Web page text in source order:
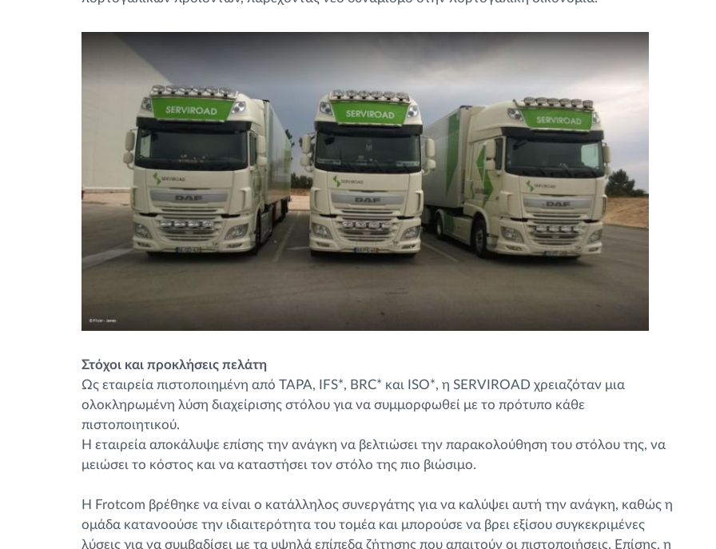
Στόχοι και προκλήσεις πελάτη
Ως εταιρεία πιστοποιημένη από TAPA, IFS*, BRC* και ISO*, η SERVIROAD χρειαζόταν μια
ολοκληρωμένη λύση διαχείρισης στόλου για να συμμορφωθεί με το πρότυπο κάθε
πιστοποιητικού.
Η εταιρεία αποκάλυψε επίσης την ανάγκη να βελτιώσει την παρακολούθηση του στόλου της, να
μειώσει το κόστος και να καταστήσει τον στόλο της πιο βιώσιμο.
Η Frotcom βρέθηκε να είναι ο κατάλληλος συνεργάτης για να καλύψει αυτή την ανάγκη, καθώς η
ομάδα κατανοούσε την ιδιαιτερότητα του τομέα και μπορούσε να βρει εξίσου συγκεκριμένες
λύσεις για να συμβαδίσει με τα υψηλά επίπεδα ζήτησης που απαιτούν οι πιστοποιήσεις. Επίσης, η